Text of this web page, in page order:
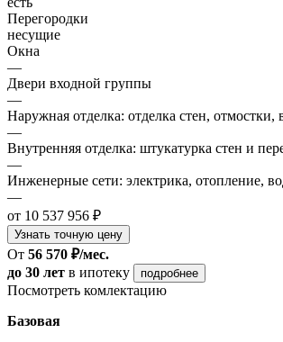
Перегородки
несущие
Окна
—
Двери входной группы
—
Наружная отделка: отделка стен, отмостки,
—
Внутренняя отделка: штукатурка стен и
—
Инженерные сети: электрика, отопление,
—
от 10 537 956 ₽
Узнать точную цену
От 56 570 ₽/мес.
до 30 лет в ипотеку подробнее
Посмотреть комлектацию
Базовая